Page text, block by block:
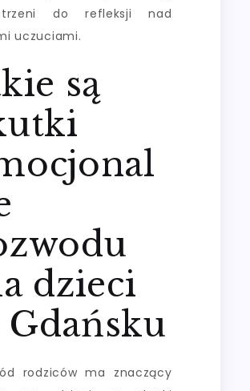
do refleksji nad
uczuciami.
są
dzieci
Gdańsku
rodziców ma znaczący